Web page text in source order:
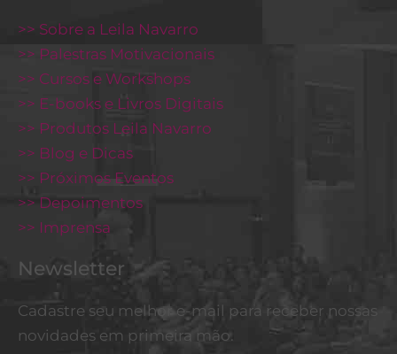
>> Sobre a Leila Navarro
>> Palestras Motivacionais
>> Cursos e Workshops
>> E-books e Livros Digitais
>> Produtos Leila Navarro
>> Blog e Dicas
>> Próximos Eventos
>> Depoimentos
>> Imprensa
Newsletter
Cadastre seu melhor e-mail para receber nossas
novidades em primeira mão.